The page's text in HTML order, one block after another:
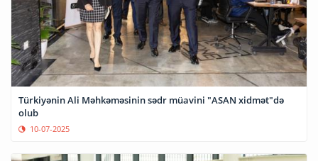
Türkiyənin Ali Məhkəməsinin sədr müavini "ASAN xidmət"də
olub
10-07-2025